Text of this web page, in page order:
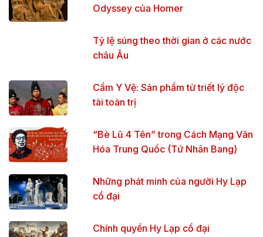
Odyssey của Homer
Tỷ lệ súng theo thời gian ở các nước
châu Âu
Cẩm Y Vệ: Sản phẩm từ triết lý độc
tài toàn trị
“Bè Lũ 4 Tên” trong Cách Mạng Văn
Hóa Trung Quốc (Tứ Nhân Bang)
Những phát minh của người Hy Lạp
cổ đại
Chính quyền Hy Lạp cổ đại